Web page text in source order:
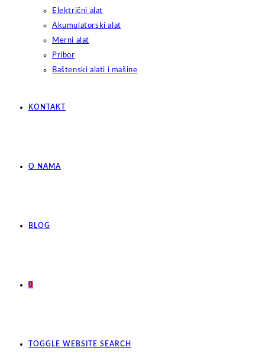
Električni alat
Akumulatorski alat
Merni alat
Pribor
Baštenski alati i mašine
KONTAKT
O NAMA
BLOG
0
TOGGLE WEBSITE SEARCH